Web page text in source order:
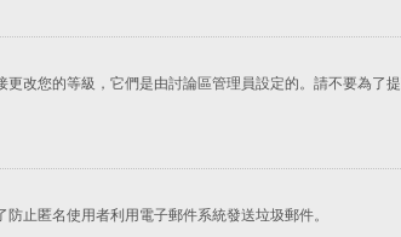
改您的等級，它們是由討論區管理員設定的。請不要為了
止匿名使用者利用電子郵件系統發送垃圾郵件。